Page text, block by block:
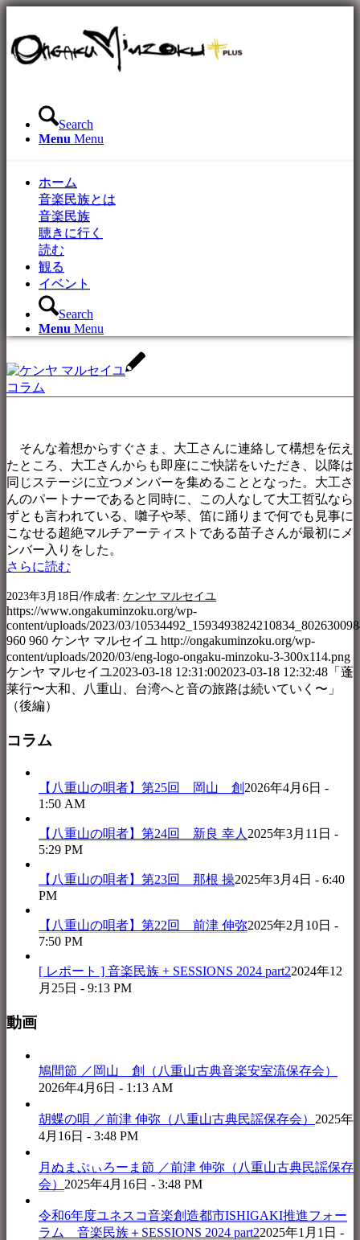
Search
Menu Menu
ホーム
音楽民族とは
音楽民族
聴きに行く
読む
観る
イベント
Search
Menu Menu
コラム
そんな着想からすぐさま、大工さんに連絡して構想を伝え
たところ、大工さんからも即座にご快諾をいただき、以降は
同じステージに立つメンバーを集めることとなった。大工さ
んのパートナーであると同時に、この人なして大工哲弘なら
ずとも言われている、囃子や琴、笛に踊りまで何でも見事に
こなせる超絶マルチアーティストである苗子さんが最初にメ
ンバー入りをした。
さらに読む
2023年3月18日 /作成者: ケンヤ マルセイユ
https://www.ongakuminzoku.org/wp-
content/uploads/2023/03/
960 960 ケンヤ マルセイユ http://ongakuminzoku.org/wp-
content/uploads/2020/03/eng-logo-ongaku-minzoku-3-300x114.png
ケンヤ マルセイユ2023-03-18 12:31:002023-03-18 12:32:48 「蓬
莱行〜大和、八重山、台湾へと音の旅路は続いていく〜」
（後編）
コラム
【八重山の唄者】第25回 岡山 創2026年4月6日 -
1:50 AM
【八重山の唄者】第24回 新良 幸人2025年3月11日 -
5:29 PM
【八重山の唄者】第23回 那根 操2025年3月4日 - 6:40
PM
【八重山の唄者】第22回 前津 伸弥2025年2月10日 -
7:50 PM
[ レポート ] 音楽民族 + SESSIONS 2024 part22024年12
月25日 - 9:13 PM
動画
鳩間節 ／岡山 創（八重山古典音楽安室流保存会）
2026年4月6日 - 1:13 AM
胡蝶の唄 ／前津 伸弥（八重山古典民謡保存会） 2025年
4月16日 - 3:48 PM
月ぬまぷぃろーま節 ／前津 伸弥（八重山古典民謡保存
会） 2025年4月16日 - 3:48 PM
令和6年度ユネスコ音楽創造都市ISHIGAKI推進フォー
ラム 音楽民族＋SESSIONS 2024 part22025年1月1日 -